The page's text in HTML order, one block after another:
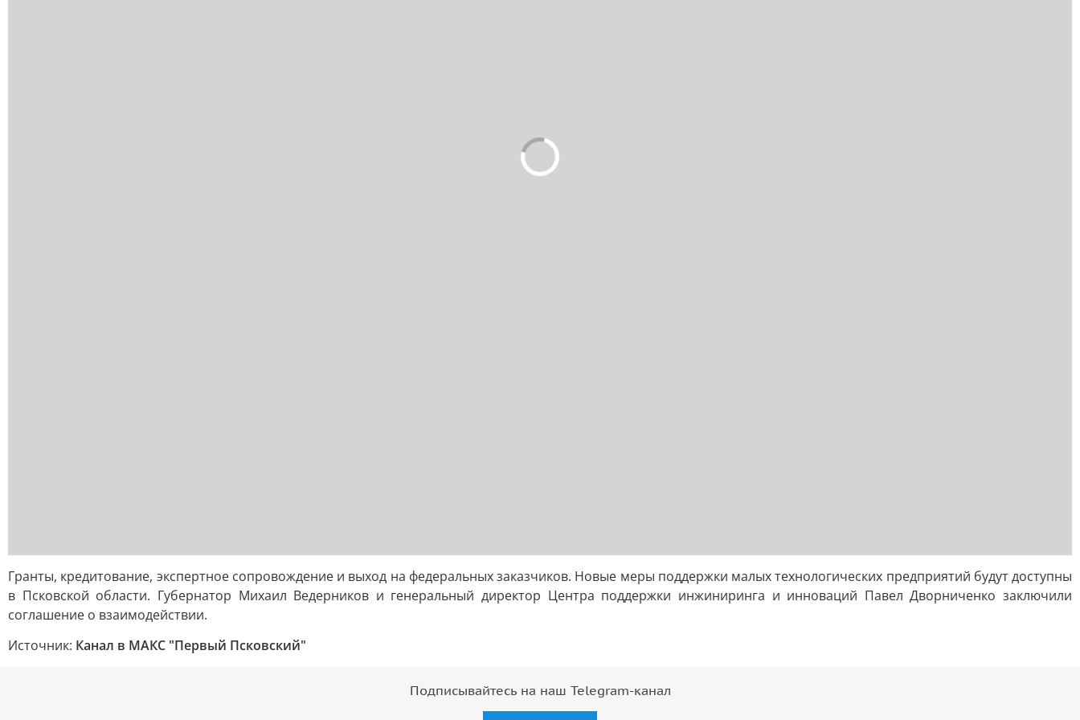
Гранты, кредитование, экспертное сопровождение и выход на федеральных заказчиков. Новые меры поддержки малых технологических предприятий будут доступны
в Псковской области. Губернатор Михаил Ведерников и генеральный директор Центра поддержки инжиниринга и инноваций Павел Дворниченко заключили
соглашение о взаимодействии.
Источник: Канал в МАКС "Первый Псковский"
Подписывайтесь на наш Telegram-канал